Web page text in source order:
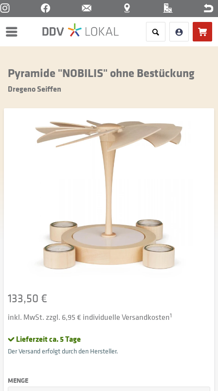
Menü
Pyramide "NOBILIS" ohne Bestückung
Dregeno Seiffen
133,50 €
inkl. MwSt. zzgl. 6,95 € individuelle Versandkosten1
Lieferzeit ca. 5 Tage
Der Versand erfolgt durch den Hersteller.
MENGE